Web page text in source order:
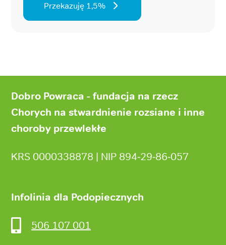
Przekazuję 1,5%
stronyDobro Powraca - fundacja na rzecz
Chorych na stwardnienie rozsiane i inne
choroby przewlekłe
KRS 0000338878 | NIP 894‑29‑86‑057
Infolinia dla Podopiecznych
506 107 001